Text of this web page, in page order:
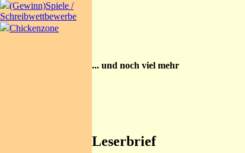
(Gewinn)Spiele /
Schreibwettbewerbe
Chickenzone
... und noch viel mehr
Leserbrief